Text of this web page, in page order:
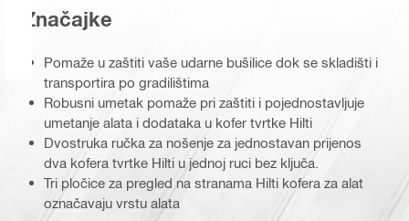
Značajke
Pomaže u zaštiti vaše udarne bušilice dok se skladišti i
transportira po gradilištima
Robusni umetak pomaže pri zaštiti i pojednostavljuje
umetanje alata i dodataka u kofer tvrtke Hilti
Dvostruka ručka za nošenje za jednostavan prijenos
dva kofera tvrtke Hilti u jednoj ruci bez ključa.
Tri pločice za pregled na stranama Hilti kofera za alat
označavaju vrstu alata